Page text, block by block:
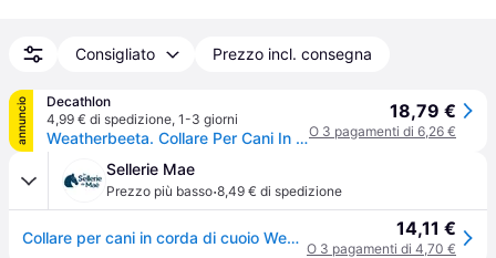
Consigliato Prezzo incl. consegna
annuncio
Decathlon
4,99 € di spedizione, 1-3 giorni
Weatherbeeta. Collare Per Cani In Corda Di Cuoio Weatherbeeta Collari Ritiro Gratis - marronerosso - L
18,79 €
O 3 pagamenti di 6,26 €
Sellerie Mae
Prezzo più basso·8,49 € di spedizione
Collare per cani in corda di cuoio Weatherbeeta - Rouge 14,11 €
O 3 pagamenti di 4,70 €